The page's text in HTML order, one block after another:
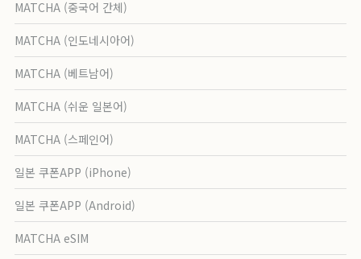
MATCHA (중국어 간체)
MATCHA (인도네시아어)
MATCHA (베트남어)
MATCHA (쉬운 일본어)
MATCHA (스페인어)
일본 쿠폰APP (iPhone)
일본 쿠폰APP (Android)
MATCHA eSIM